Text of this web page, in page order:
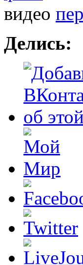
видео
Делись: